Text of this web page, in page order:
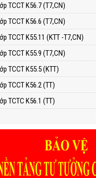
TCCT K56.7 (T7,CN)
TCCT K56.6 (T7,CN)
TCCT K55.11 (KTT -T7,CN)
TCCT K55.9 (T7,CN)
TCCT K55.5 (KTT)
TCCT K56.2 (TT)
TCTC K56.1 (TT)